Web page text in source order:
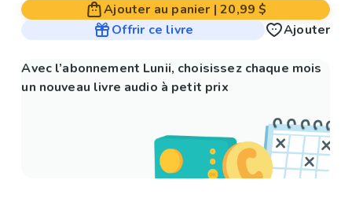
Ajouter au panier |20,99 $
Offrir ce livre
Ajouter
Avec l’abonnement Lunii, choisissez chaque mois
un nouveau livre audio à petit prix